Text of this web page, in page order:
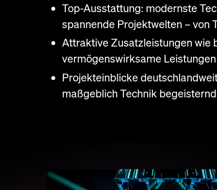
Top-Ausstattung: modernste
spannende Projektwelten – von
Attraktive Zusatzleistungen wie
vermögenswirksame
Projekteinblicke
maßgeblich Technik